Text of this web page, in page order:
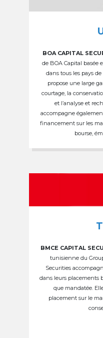
BOA CAPITAL
de BOA Capital basée
dans tous les pays de
propose une large
courtage, la
et l’analyse et
accompagne
financement sur les
bourse,
BMCE CAPITAL
tunisienne du
Securities
dans leurs placements
que mandatée.
placement sur le